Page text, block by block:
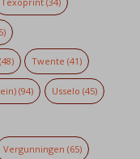
Twente (41)
(94) Usselo (45)
Vergunningen (65)